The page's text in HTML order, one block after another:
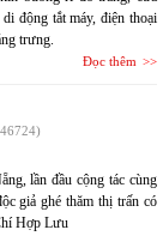
động tắt máy, điện thoại
trưng.
Đọc thêm
lần đầu cộng tác cùng
giả ghé thăm thị trấn có
Hợp Lưu